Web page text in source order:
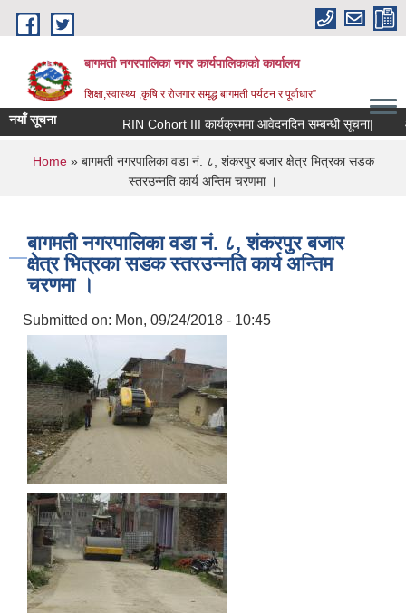
Skip to main content
बागमती नगरपालिका नगर कार्यपालिकाको कार्यालय
शिक्षा,स्वास्थ्य ,कृषि र रोजगार समृद्ध बागमती पर्यटन र पूर्वाधार”
नयाँ सूचना RIN Cohort III कार्यक्रममा आवेदनदिन सम्बन्धी सूचना|
You are here
Home» बागमती नगरपालिका वडा नं. ८, शंकरपुर बजार क्षेत्र भित्रका सडक
स्तरउन्नति कार्य अन्तिम चरणमा ।
बागमती नगरपालिका वडा नं. ८, शंकरपुर बजार
क्षेत्र भित्रका सडक स्तरउन्नति कार्य अन्तिम
चरणमा ।
Submitted on: Mon, 09/24/2018 - 10:45